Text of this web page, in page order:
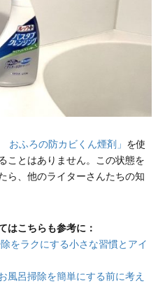
おふろの防カビくん煙剤」 を使
ことはありません。この状態を
ら、他のライターさんたちの知
はこちらも参考に：
をラクにする小さな習慣とアイ
風呂掃除を簡単にする前に考え